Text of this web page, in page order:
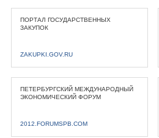
ПОРТАЛ ГОСУДАРСТВЕННЫХ
ЗАКУПОК
ZAKUPKI.GOV.RU
ПЕТЕРБУРГСКИЙ МЕЖДУНАРОДНЫЙ
ЭКОНОМИЧЕСКИЙ ФОРУМ
2012.FORUMSPB.COM